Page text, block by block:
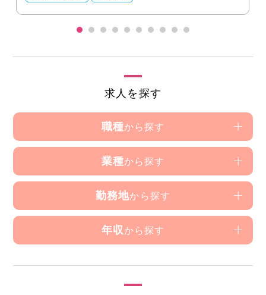
求人を探す
職種から探す
業種から探す
勤務地から探す
年収 から探す